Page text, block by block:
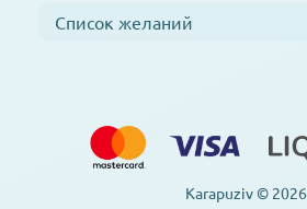
Список желаний
Karapuziv © 2026